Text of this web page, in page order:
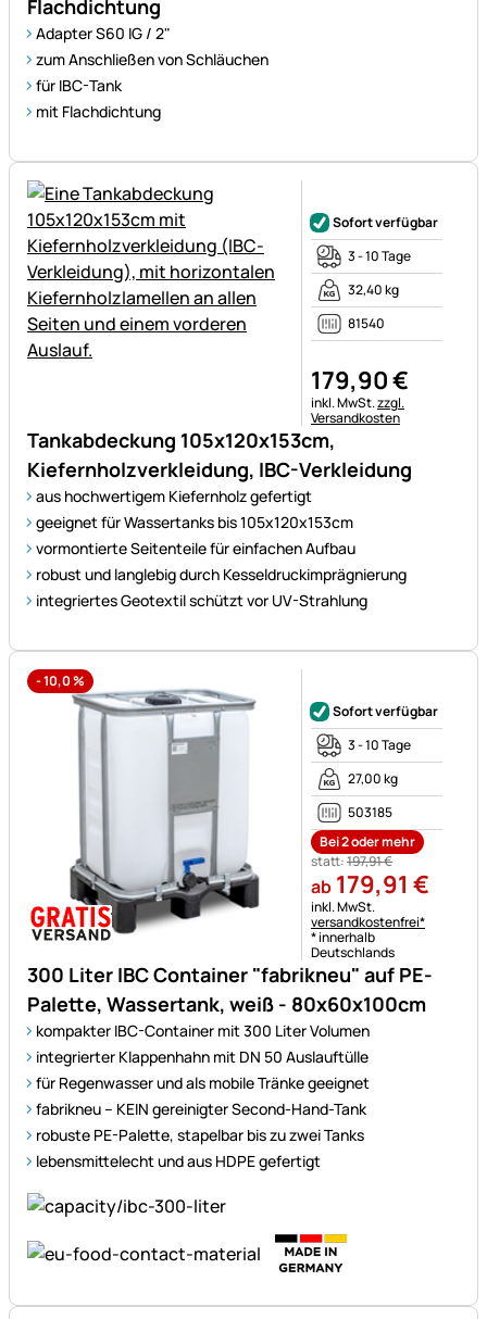
Flachdichtung
Adapter S60 IG / 2"
zum Anschließen von Schläuchen
für IBC-Tank
mit Flachdichtung
Tankabdeckung 105x120x153cm,
Kiefernholzverkleidung, IBC-Verkleidung
aus hochwertigem Kiefernholz gefertigt
geeignet für Wassertanks bis 105x120x153cm
vormontierte Seitenteile für einfachen Aufbau
robust und langlebig durch Kesseldruckimprägnierung
integriertes Geotextil schützt vor UV-Strahlung
Sofort verfügbar
3 - 10 Tage
32,40 kg
81540
179,90€
Steuerhinweis:
inkl. MwSt.zzgl.
Versandkosten
-10,0%
300 Liter IBC Container "fabrikneu" auf PE-
Palette, Wassertank, weiß - 80x60x100cm
kompakter IBC-Container mit 300 Liter Volumen
integrierter Klappenhahn mit DN 50 Auslauftülle
für Regenwasser und als mobile Tränke geeignet
fabrikneu – KEIN gereinigter Second-Hand-Tank
robuste PE-Palette, stapelbar bis zu zwei Tanks
lebensmittelecht und aus HDPE gefertigt
Sofort verfügbar
3 - 10 Tage
27,00 kg
503185
Bei 2 oder mehr
statt:197,91€
ab 179,91 €
Steuerhinweis:
inkl. MwSt.
versandkostenfrei*
* innerhalb
Deutschlands